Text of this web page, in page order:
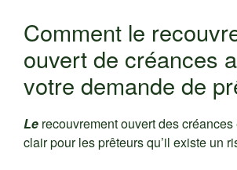
Comment le
ouvert de créances
votre demande de
Le recouvrement ouvert des
clair pour les prêteurs qu’il existe un